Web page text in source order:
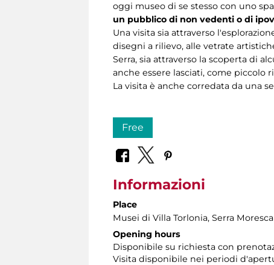
oggi museo di se stesso con uno
un pubblico di non vedenti o di
Una visita sia attraverso
disegni a rilievo, alle vetrate
Serra, sia attraverso la scoperta di
anche essere lasciati, come piccolo
La visita è anche corredata da una
Free
Informazioni
Place
Musei di Villa Torlonia, Serra Moresca
Opening hours
Disponibile su richiesta con
Visita disponibile nei periodi